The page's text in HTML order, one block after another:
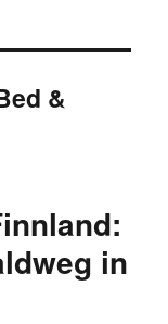
&
in